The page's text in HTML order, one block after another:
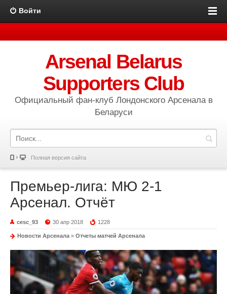
Войти
Arsenal Belarus
Supporters Club
Официальный фан-клуб Лондонского Арсенала в
Беларуси
Полная версия сайта
Премьер-лига: МЮ 2-1
Арсенал. Отчёт
cesc_93 30 апр 2018 1228
Новости Арсенала » Отчеты матчей Арсенала